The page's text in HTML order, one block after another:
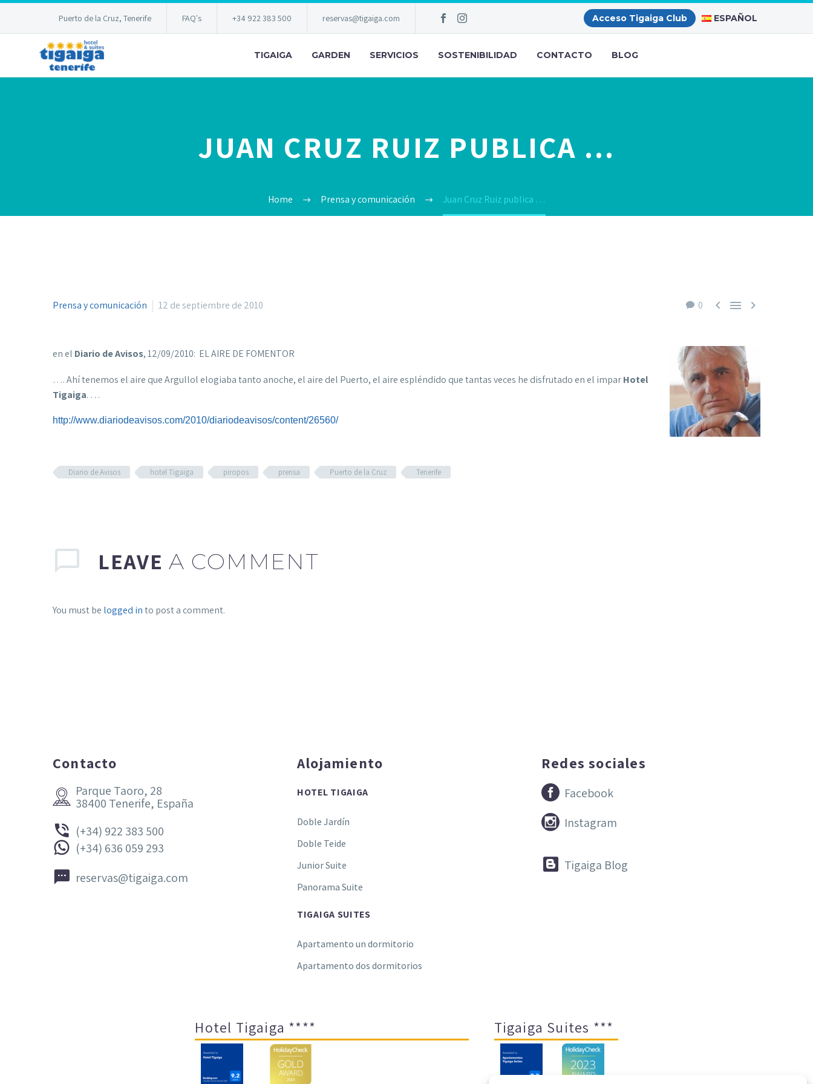
Puerto de la Cruz, Tenerife FAQ's +34 922 383 500 reservas@tigaiga.com Acceso Tigaiga Club ESPAÑOL
TIGAIGA GARDEN SERVICIOS SOSTENIBILIDAD CONTACTO BLOG
JUAN CRUZ RUIZ PUBLICA …
Home Prensa y comunicación Juan Cruz Ruiz publica …
0   
Prensa y comunicación 12 de septiembre de 2010
en el Diario de Avisos, 12/09/2010: EL AIRE DE FOMENTOR
…. Ahí tenemos el aire queArgullol elogiaba tanto anoche, el aire del Puerto, el aire espléndido que tantas veces he disfrutado en el imparHotel
Tigaiga. …
http://www.diariodeavisos.com/2010/diariodeavisos/content/26560/
Diario de Avisos hotel Tigaiga piropos prensa Puerto de la Cruz Tenerife
LEAVE A COMMENT
You must be logged into post a comment.
Contacto

 Parque Taoro, 28
38400 Tenerife, España

 (+34) 922 383 500

 (+34) 636 059 293

 reservas@tigaiga.com
Alojamiento
HOTEL TIGAIGA
Doble Jardín
Doble Teide
Junior Suite
Panorama Suite
TIGAIGA SUITES
Apartamento un dormitorio
Apartamento dos dormitorios
Redes sociales

 Facebook

 Instagram

 Tigaiga Blog
Hotel Tigaiga **** Tigaiga Suites ***